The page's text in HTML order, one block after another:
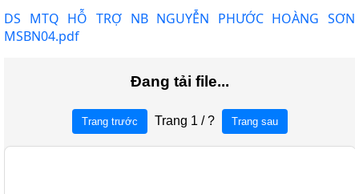
DS MTQ HỖ TRỢ NB NGUYỄN PHƯỚC HOÀNG SƠN
MSBN04.pdf